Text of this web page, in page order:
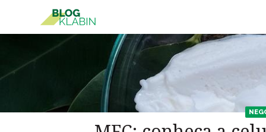
Pular para o Conteúdo principal